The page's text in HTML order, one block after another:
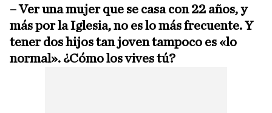
– Ver una mujer que se casa con 22 años, y
más por la Iglesia, no es lo más frecuente. Y
tener dos hijos tan joven tampoco es «lo
normal». ¿Cómo los vives tú?